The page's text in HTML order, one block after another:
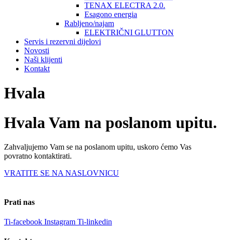
TENAX ELECTRA 2.0.
Esagono energia
Rabljeno/najam
ELEKTRIČNI GLUTTON
Servis i rezervni dijelovi
Novosti
Naši klijenti
Kontakt
Hvala
Hvala Vam na poslanom upitu.
Zahvaljujemo Vam se na poslanom upitu, uskoro ćemo Vas
povratno kontaktirati.
VRATITE SE NA NASLOVNICU
Prati nas
Ti-facebook Instagram Ti-linkedin